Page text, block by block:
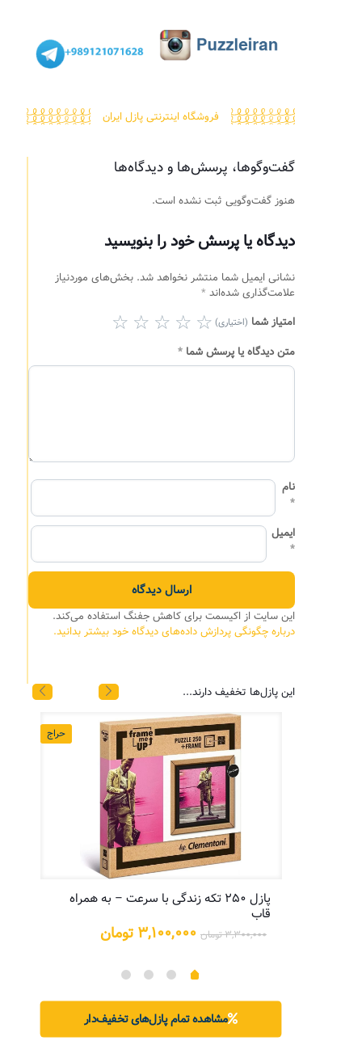
فروشگاه اینترنتی پازل ایران
گفت‌وگوها، پرسش‌ها و دیدگاه‌ها
هنوز گفت‌وگویی ثبت نشده است.
دیدگاه یا پرسش خود را بنویسید
نشانی ایمیل شما منتشر نخواهد شد. بخش‌های موردنیاز
علامت‌گذاری شده‌اند *
امتیاز شما (اختیاری)
متن دیدگاه یا پرسش شما *
نام
*
ایمیل
*
این سایت از اکیسمت برای کاهش جفنگ استفاده می‌کند.
درباره چگونگی پردازش داده‌های دیدگاه خود بیشتر بدانید.
این پازل‌ها تخفیف دارند...
حراج
پازل ۲۵۰ تکه زندگی با سرعت – به همراه
قاب
۳,۳۰۰,۰۰۰تومان قیمت
بود.
۳,۱۰۰,۰۰۰ تومان
مشاهده تمام پازل‌های تخفیف‌دار